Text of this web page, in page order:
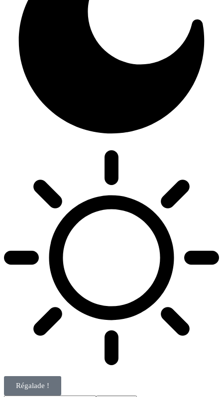
Régalade !